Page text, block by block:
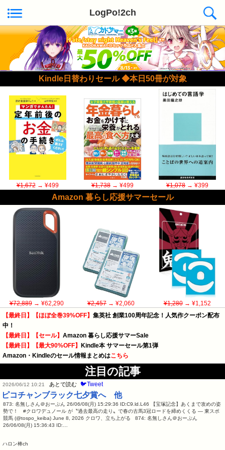
LogPo!2ch
Kindle日替わりセール ◆本日50冊が対象
¥1,672→ ¥499 ¥1,738→ ¥499 ¥1,078→ ¥399
Amazon 暮らし応援サマーセール
¥72,889→ ¥62,290 ¥2,457 → ¥2,060 ¥1,280→ ¥1,152
【最終日】【ほぼ全巻39%OFF】 集英社 創業100周年記念！人気作クーポン配布
中！
【最終日】【セール】 Amazon 暮らし応援サマーSale
【最終日】【最大90%OFF】 Kindle本 サマーセール第1弾
Amazon・Kindleのセール情報まとめはこちら
注目の記事
2026/06/12 10:21 あとで読む 🐦Tweet
ピコチャンブラック七夕賞へ 他
873: 名無しさん＠おーぷん 26/06/08(月) 15:29:36 ID:C9.ld.L46 【宝塚記念】あくまで攻めの姿
勢で！ #クロワデュノール が〝過去最高の走り〟で春の古馬3冠ロードを締めくくる — 東スポ
競馬 (@tospo_keiba) June 8, 2026 クロワ、立ち上がる 874: 名無しさん＠おーぷん
26/06/08(月) 15:36:43 ID:…
ハロン棒ch